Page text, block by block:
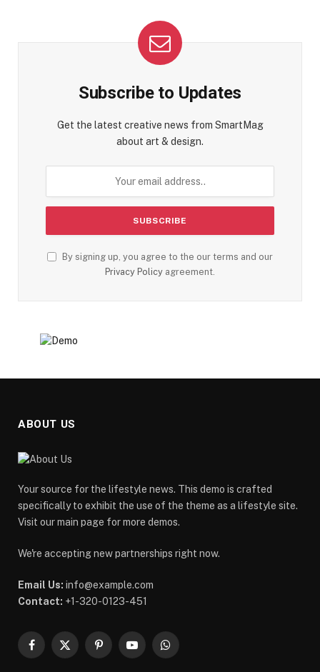
Subscribe to Updates
Get the latest creative news from SmartMag
about art & design.
By signing up, you agree to the our terms and our
Privacy Policy agreement.
ABOUT US
Your source for the lifestyle news. This demo is crafted
specifically to exhibit the use of the theme as a lifestyle site.
Visit our main page for more demos.
We're accepting new partnerships right now.
Email Us: info@example.com
Contact: +1-320-0123-451
Facebook
X
PinterestYouTubeWhatsApp